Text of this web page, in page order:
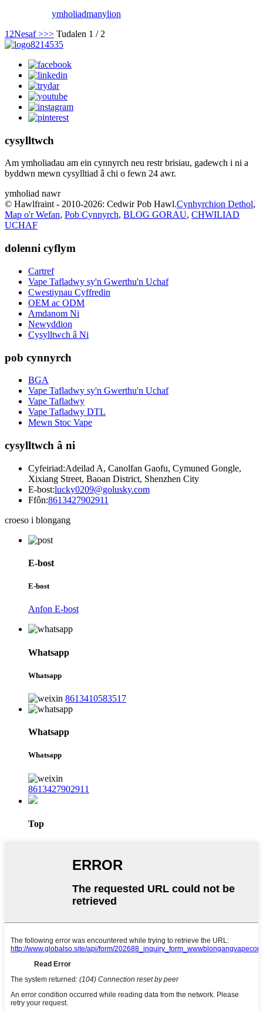
ymholiadmanylion
1 2Nesaf >>> Tudalen 1 / 2
cysylltwch
Am ymholiadau am ein cynnyrch neu restr brisiau, gadewch i ni a
byddwn mewn cysylltiad â chi o fewn 24 awr.
ymholiad nawr
© Hawlfraint - 2010-2026: Cedwir Pob Hawl.Cynhyrchion Dethol,
Map o'r Wefan, Pob Cynnyrch, BLOG GORAU, CHWILIAD
UCHAF
dolenni cyflym
Cartref
Vape Tafladwy sy'n Gwerthu'n Uchaf
Cwestiynau Cyffredin
OEM ac ODM
Amdanom Ni
Newyddion
Cysylltwch â Ni
pob cynnyrch
BGA
Vape Tafladwy sy'n Gwerthu'n Uchaf
Vape Tafladwy
Vape Tafladwy DTL
Mewn Stoc Vape
cysylltwch â ni
Cyfeiriad:Adeilad A, Canolfan Gaofu, Cymuned Gongle,
Xixiang Street, Baoan District, Shenzhen City
E-bost:lucky0209@golusky.com
Ffôn:8613427902911
croeso i blongang
E-bost
E-bost
Anfon E-bost
Whatsapp
Whatsapp
8613410583517
Whatsapp
Whatsapp
8613427902911
Top